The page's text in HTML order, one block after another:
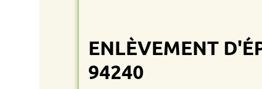
ENLÈVEMENT
94240